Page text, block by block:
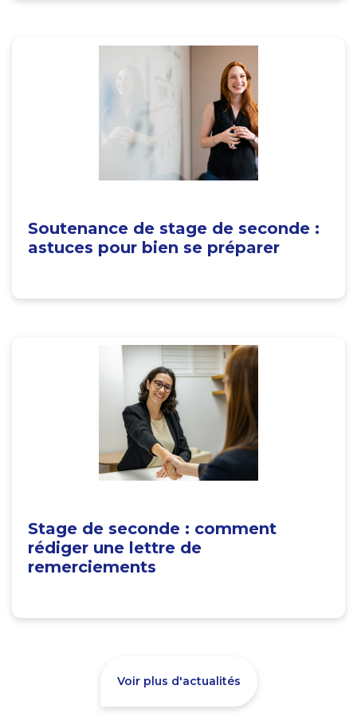
Soutenance de stage de seconde :
astuces pour bien se préparer
Stage de seconde : comment
rédiger une lettre de
remerciements
Voir plus d'actualités